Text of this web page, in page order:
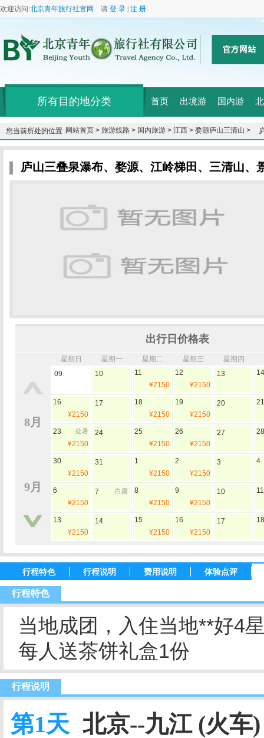
欢迎访问 北京青年旅行社官网 请 登 录 注 册
所有目的地分类 首页 出境游 国内游
您当前所处的位置：网站首页 > 旅游线路 > 国内旅游 > 江西 > 婺源庐山三清山 >
庐山三叠泉瀑布、婺源、江岭梯田、三清山、
出行日价格表
8月
9月
星期日 星期一 星期二 星期三 星期四
09
10
11
¥2150
12
¥2150
13 14
16
¥2150
17
18
¥2150
19
¥2150
20 21
23 处暑
¥2150
24
25
¥2150
26
¥2150
27 28
30
¥2150
31
1
¥2150
2
¥2150
3 4
6
¥2150
7 白露
8
¥2150
9
¥2150
10 11
13
¥2150
14
15
¥2150
16
¥2150
17 18
行程特色 行程说明 费用说明 体验点评
行程特色
当地成团，入住当地**好4
每人送茶饼礼盒1份
行程说明
第1天 北京--九江 (火车)